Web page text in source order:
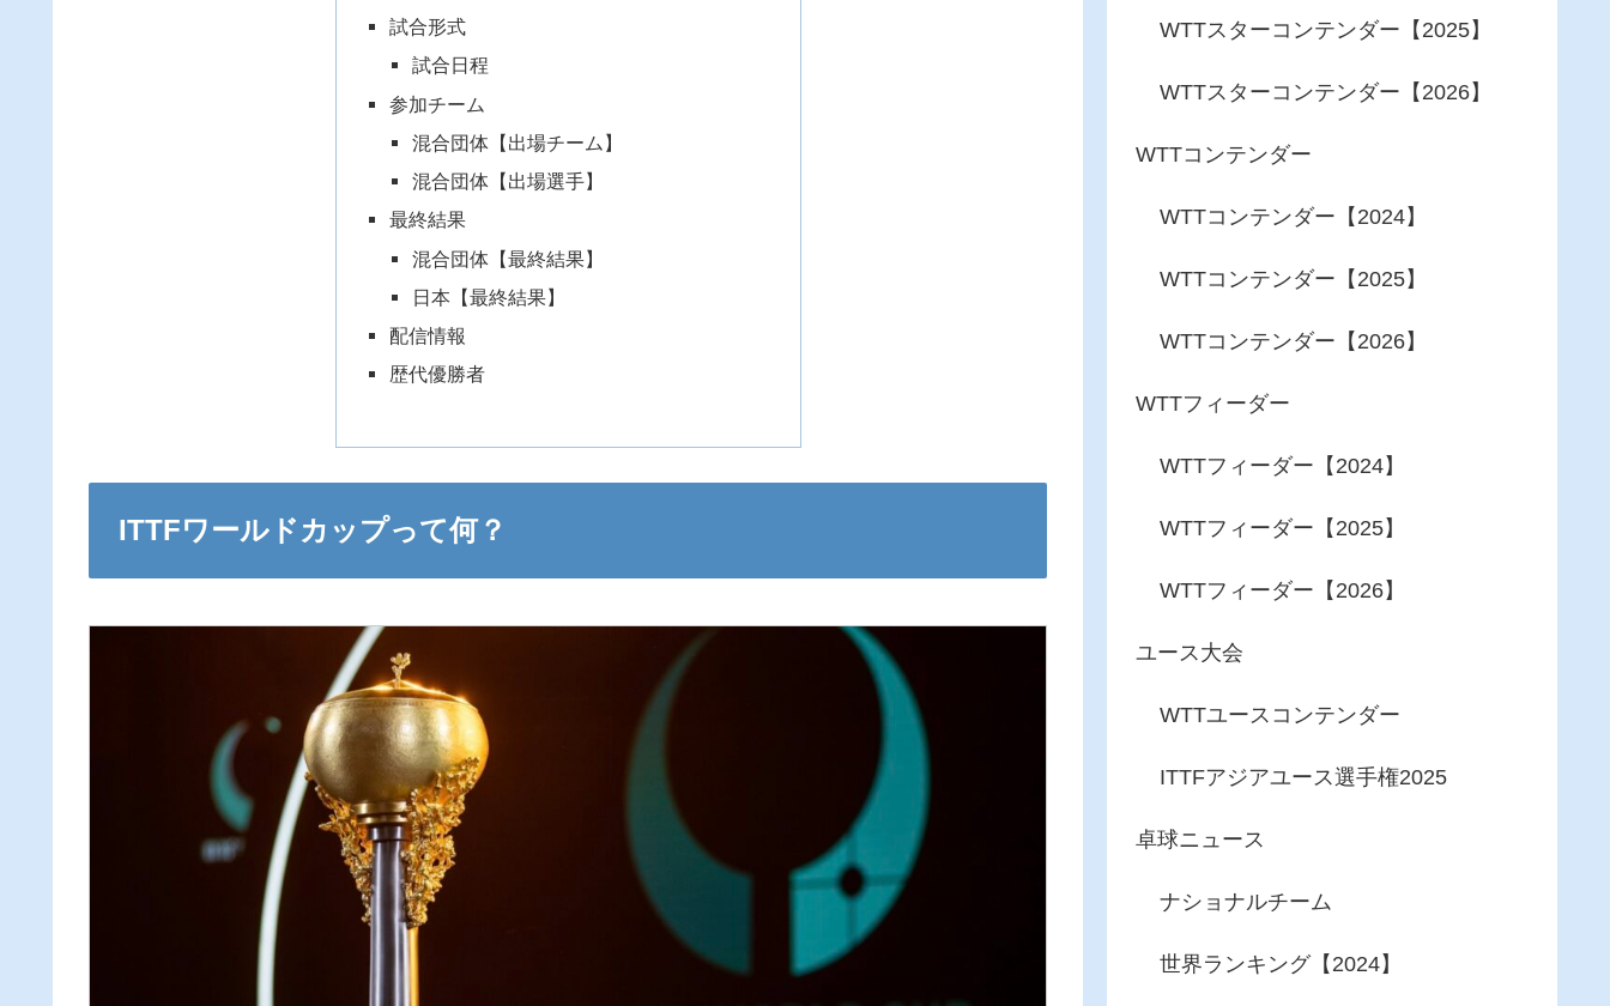
試合形式
試合日程
参加チーム
混合団体【出場チーム】
混合団体【出場選手】
最終結果
混合団体【最終結果】
日本【最終結果】
配信情報
歴代優勝者
ITTFワールドカップって何？
WTTスターコンテンダー【2025】
WTTスターコンテンダー【2026】
WTTコンテンダー
WTTコンテンダー【2024】
WTTコンテンダー【2025】
WTTコンテンダー【2026】
WTTフィーダー
WTTフィーダー【2024】
WTTフィーダー【2025】
WTTフィーダー【2026】
ユース大会
WTTユースコンテンダー
ITTFアジアユース選手権2025
卓球ニュース
ナショナルチーム
世界ランキング【2024】